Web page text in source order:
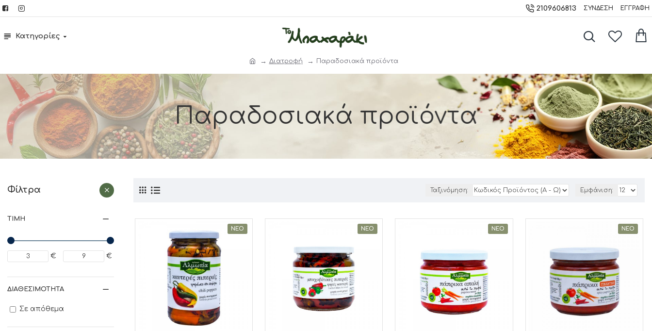
2109606813 ΣΎΝΔΕΣΗ ΕΓΓΡΑΦΉ
Κατηγορίες
Διατροφή Παραδοσιακά προϊόντα
Παραδοσιακά προϊόντα
Φίλτρα
ΤΙΜΉ
€ €
ΔΙΑΘΕΣΙΜΌΤΗΤΑ
Σε απόθεμα
Ταξινόμηση: Εμφάνιση:
ΝΈΟ ΝΈΟ ΝΈΟ ΝΈΟ